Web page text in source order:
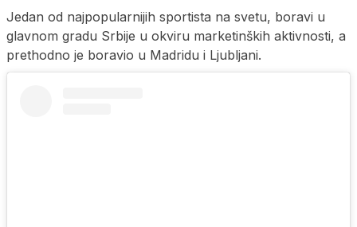
Jedan od najpopularnijih sportista na svetu, boravi u
glavnom gradu Srbije u okviru marketinških aktivnosti, a
prethodno je boravio u Madridu i Ljubljani.